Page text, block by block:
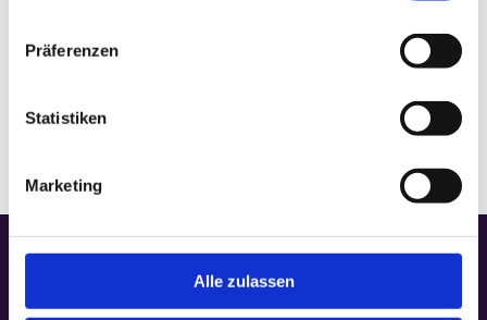
Präferenzen
Statistiken
Marketing
Alle zulassen